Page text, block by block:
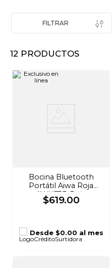
5.
tenis
mochila
FILTRAR
12 PRODUCTOS
Bocina Bluetooth
Portátil Aiwa Roja
AWKF3R Rojo
$619.00
Desde$0.00 al mes